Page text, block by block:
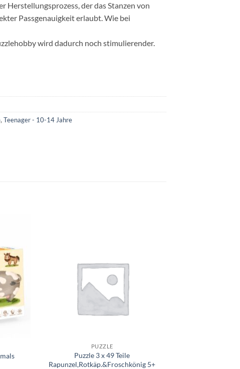
Herstellungsprozess, der das Stanzen von
Passgenauigkeit erlaubt. Wie bei
wird dadurch noch stimulierender.
, Teenager - 10-14 Jahre
PUZZLE
Puzzle 3 x 49 Teile
Rapunzel,Rotkäp.&Froschkönig 5+